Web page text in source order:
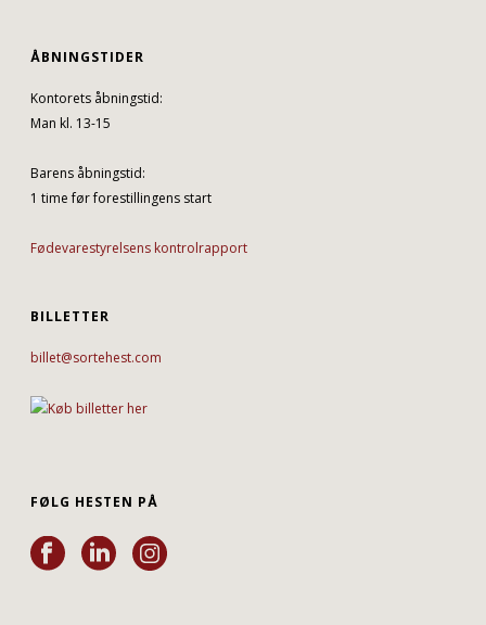
ÅBNINGSTIDER
Kontorets åbningstid:
Man kl. 13-15
Barens åbningstid:
1 time før forestillingens start
Fødevarestyrelsens kontrolrapport
BILLETTER
billet@sortehest.com
FØLG HESTEN PÅ